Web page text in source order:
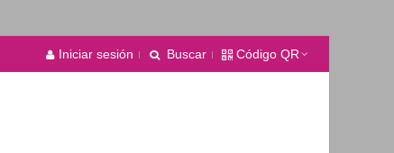
Iniciar sesión Buscar Código QR